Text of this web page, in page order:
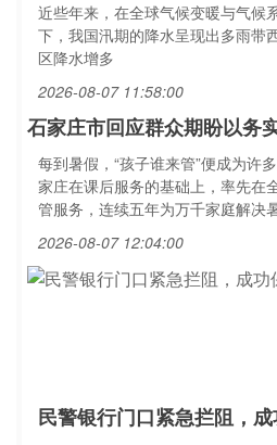
近些年来，在全球气候变暖与气候
下，我国汛期的降水呈现出多雨带
区降水增多
2026-08-07 11:58:00
石家庄市回应群众期盼以务
每到暑假，“孩子谁来管”便成为许
家庄在课后服务的基础上，率先在
管服务，连续五年为万千家庭解决
2026-08-07 12:04:00
民警银行门口紧急拦阻，